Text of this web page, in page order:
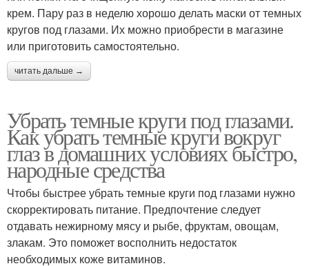
крем. Пару раз в неделю хорошо делать маски от темных
кругов под глазами. Их можно приобрести в магазине
или приготовить самостоятельно.
читать дальше →
Убрать темные круги под глазами.
Как убрать темные круги вокруг
глаз в домашних условиях быстро,
народные средства
Чтобы быстрее убрать темные круги под глазами нужно
скорректировать питание. Предпочтение следует
отдавать нежирному мясу и рыбе, фруктам, овощам,
злакам. Это поможет восполнить недостаток
необходимых коже витаминов.